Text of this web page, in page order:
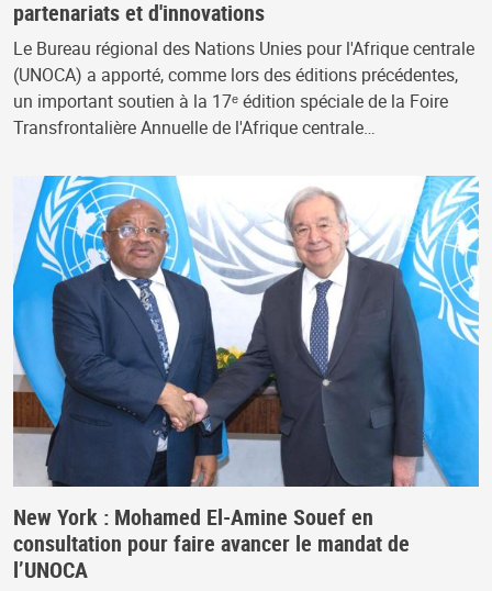
partenariats et d'innovations
Le Bureau régional des Nations Unies pour l'Afrique centrale
(UNOCA) a apporté, comme lors des éditions précédentes,
un important soutien à la 17ᵉ édition spéciale de la Foire
Transfrontalière Annuelle de l'Afrique centrale…
New York : Mohamed El-Amine Souef en
consultation pour faire avancer le mandat de
l’UNOCA